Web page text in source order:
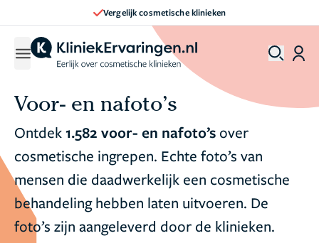
Vergelijk cosmetische klinieken
Voor- en nafoto’s
Ontdek1.582 voor- en nafoto’s over
cosmetische ingrepen. Echte foto’s van
mensen die daadwerkelijk een cosmetische
behandeling hebben laten uitvoeren. De
foto’s zijn aangeleverd door de klinieken.